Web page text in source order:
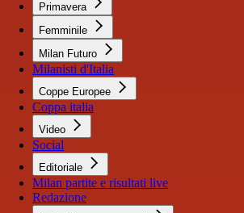
Primavera
Femminile
Milan Futuro
Milanisti d'Italia
Coppe Europee
Coppa italia
Video
Social
Editoriale
Milan partite e risultati live
Redazione